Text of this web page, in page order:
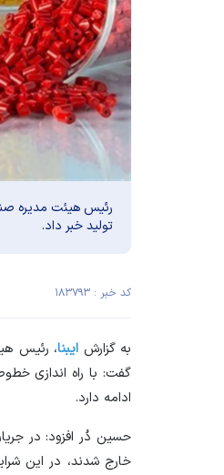
رئیس هیئت مدیره
تولید خبر داد.
کد خبر : ۱۸۳۷۹۳
به گزارش ایبنا، رئیس
گفت: با راه اندازی
ادامه دارد.
حسین دُر افزود: در
خارج شدند، در این